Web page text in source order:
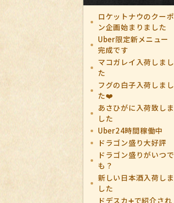
ロケットナウのクーポ
ン企画始まりました
Uber限定新メニュー
完成です
マコガレイ入荷しまし
た
フグの白子入荷しまし
た❤️
あさひがに入荷致しま
した
Uber24時間稼働中
ドラゴン盛り大好評
ドラゴン盛りがいつで
も？
新しい日本酒入荷しま
した
ドデスカ➕で紹介され